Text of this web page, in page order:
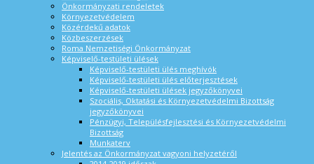
Önkormányzati rendeletek
Környezetvédelem
Közérdekű adatok
Közbeszerzések
Roma Nemzetiségi Önkormányzat
Képviselő-testületi ülések
Képviselő-testületi ülés meghívók
Képviselő-testületi ülés előterjesztések
Képviselő-testületi ülések jegyzőkönyvei
Szociális, Oktatási és Környezetvédelmi Bizottság
jegyzőkönyvei
Pénzügyi, Településfejlesztési és Környezetvédelmi
Bizottság
Munkaterv
Jelentés az Önkormányzat vagyoni helyzetéről